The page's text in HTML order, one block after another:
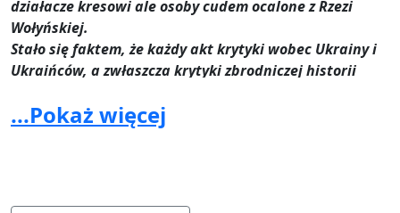
działacze kresowi ale osoby cudem ocalone z Rzezi
Wołyńskiej.
Stało się faktem, że każdy akt krytyki wobec Ukrainy i
Ukraińców, a zwłaszcza krytyki zbrodniczej historii
Młynarczyka „mową nienawiści”.
Bulwersującym jest też fakt, że w sprawach
...Pokaż więcej